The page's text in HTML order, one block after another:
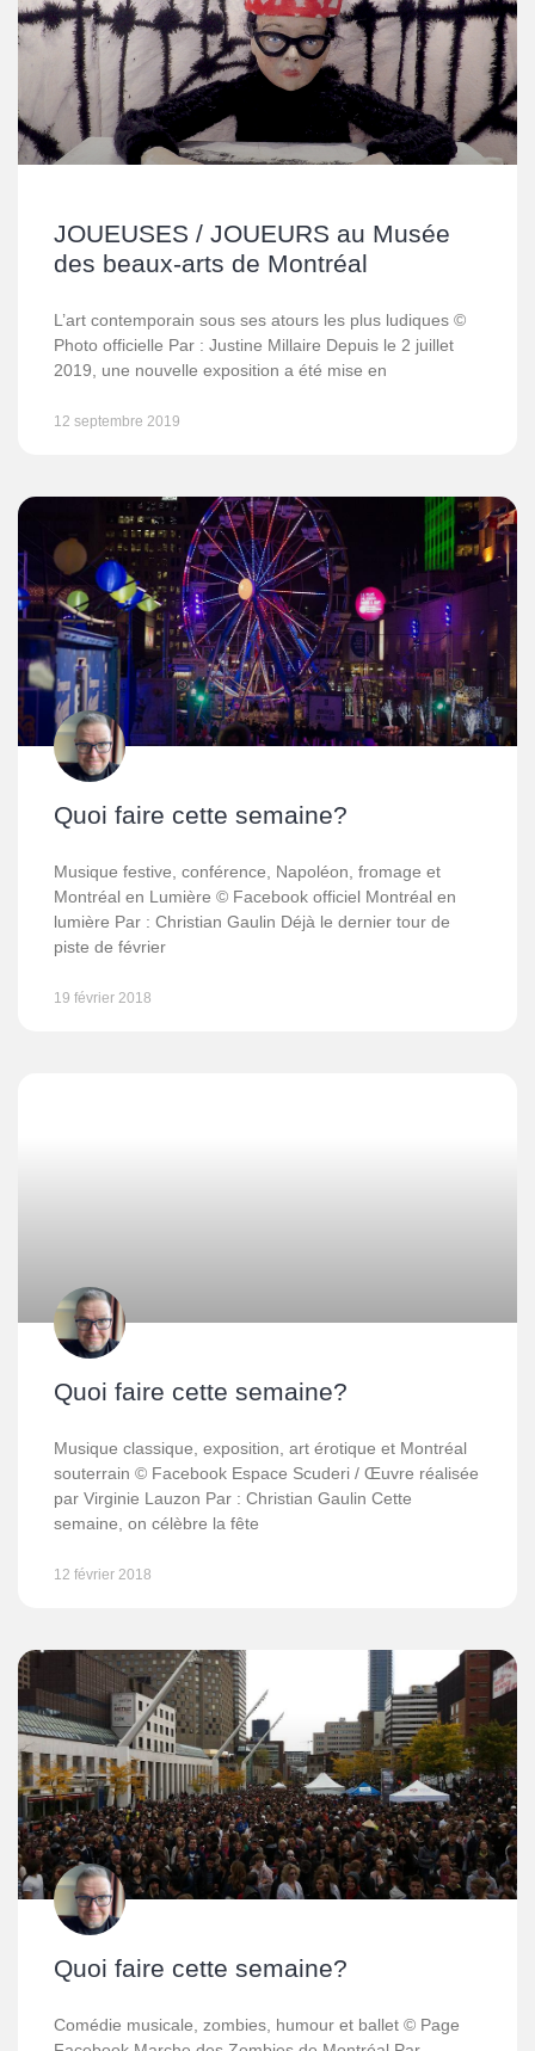
JOUEUSES / JOUEURS au Musée
des beaux-arts de Montréal
L’art contemporain sous ses atours les plus ludiques ©
Photo officielle Par : Justine Millaire Depuis le 2 juillet
2019, une nouvelle exposition a été mise en
12 septembre 2019
Quoi faire cette semaine?
Musique festive, conférence, Napoléon, fromage et
Montréal en Lumière © Facebook officiel Montréal en
lumière Par : Christian Gaulin Déjà le dernier tour de
piste de février
19 février 2018
Quoi faire cette semaine?
Musique classique, exposition, art érotique et Montréal
souterrain © Facebook Espace Scuderi / Œuvre réalisée
par Virginie Lauzon Par : Christian Gaulin Cette
semaine, on célèbre la fête
12 février 2018
Quoi faire cette semaine?
Comédie musicale, zombies, humour et ballet © Page